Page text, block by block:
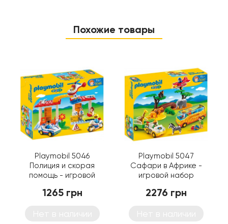
Похожие товары
Playmobil 5046
Полиция и скорая
помощь - игровой
1265 грн
Playmobil 5047
Сафари в Африке -
игровой набор
2276 грн